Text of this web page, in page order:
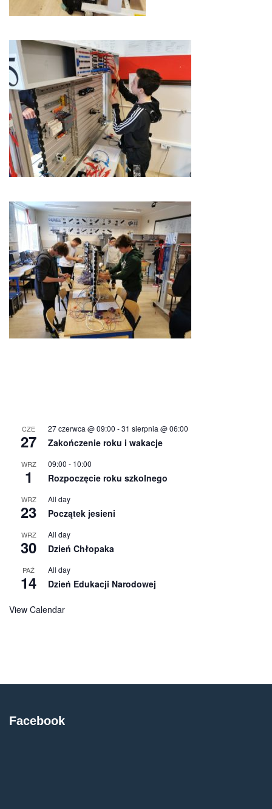
CZE
27
27 czerwca @ 09:00 -31 sierpnia @ 06:00
Zakończenie roku i wakacje
WRZ
1
09:00 - 10:00
Rozpoczęcie roku szkolnego
WRZ
23
All day
Początek jesieni
WRZ
30
All day
Dzień Chłopaka
PAŹ
14
All day
Dzień Edukacji Narodowej
View Calendar
Facebook